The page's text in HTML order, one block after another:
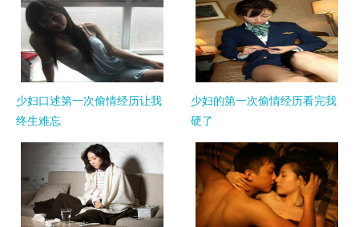
少妇口述第一次偷情经历让我
终生难忘
少妇的第一次偷情经历看完我
硬了